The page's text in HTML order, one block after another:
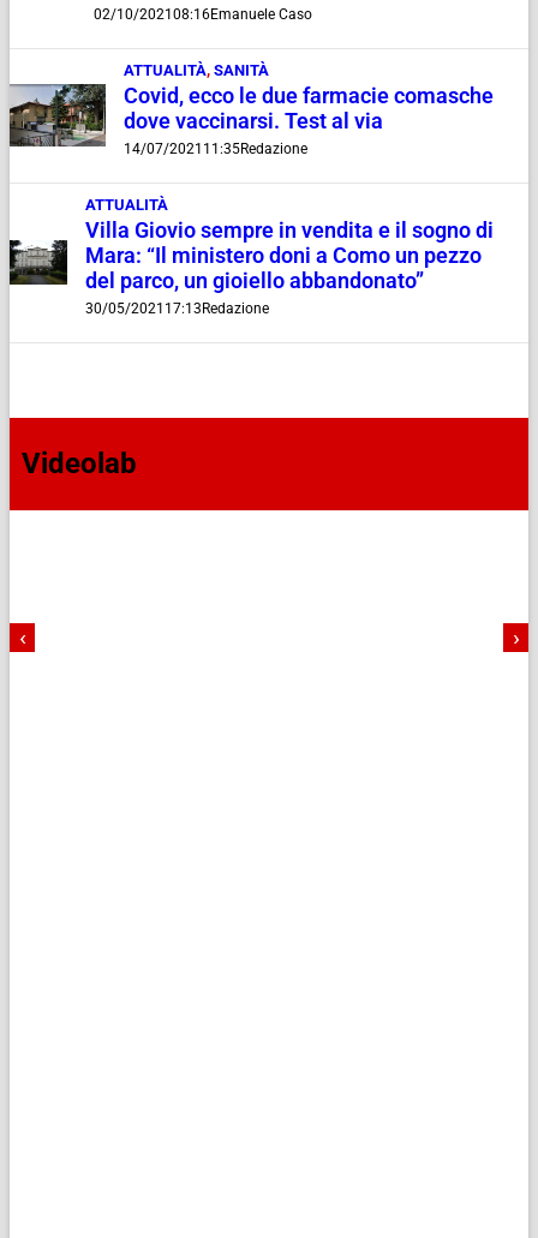
02/10/202108:16Emanuele Caso
ATTUALITÀ,SANITÀ
Covid, ecco le due farmacie comasche
dove vaccinarsi. Test al via
14/07/2021 11:35Redazione
ATTUALITÀ
Villa Giovio sempre in vendita e il sogno di
Mara: “Il ministero doni a Como un pezzo
del parco, un gioiello abbandonato”
30/05/2021 17:13Redazione
Videolab
‹ ›